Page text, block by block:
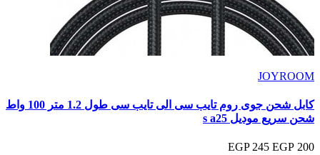
JOYROOM
كابل شحن جوى روم تايب سى الى تايب سى طول 1.2 متر 100 واط
شحن سريع موديل s a25
200 EGP
245 EGP